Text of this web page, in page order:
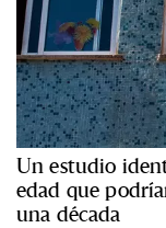
Un estudio
edad que
una década